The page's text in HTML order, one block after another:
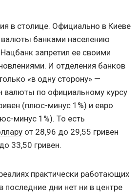
в столице. Официально в Киеве
банками населению
запретил ее своими
И отделения банков
«в одну сторону» —
валюты по официальному курсу
(плюс-минус 1%) и евро
минус 1%). То есть
от 28,96 до 29,55 гривен
33,50 гривен.
практически работающих
последние дни нет ни в центре